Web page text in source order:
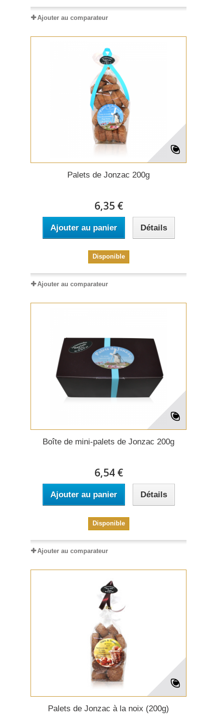
Ajouter au comparateur
Palets de Jonzac 200g
6,35 €
Ajouter au panier Détails
Disponible
Ajouter au comparateur
Boîte de mini-palets de Jonzac 200g
6,54 €
Ajouter au panier Détails
Disponible
Ajouter au comparateur
Palets de Jonzac à la noix (200g)